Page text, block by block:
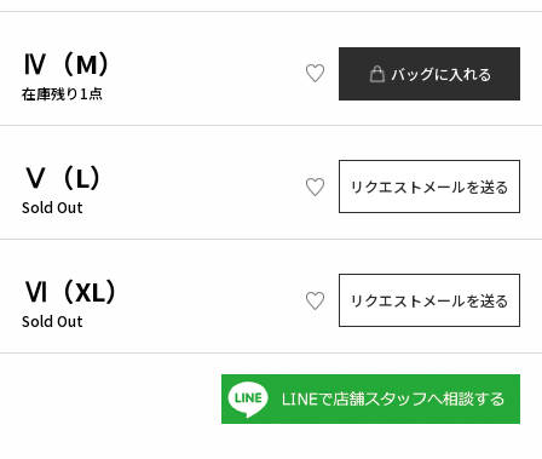
Ⅳ（M）
在庫残り1点
バッグに入れる
Ⅴ（L）
Sold Out
リクエストメールを送る
Ⅵ（XL）
Sold Out
リクエストメールを送る